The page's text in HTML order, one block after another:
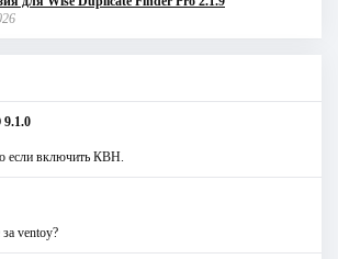
если включить КВН.
ventoy?